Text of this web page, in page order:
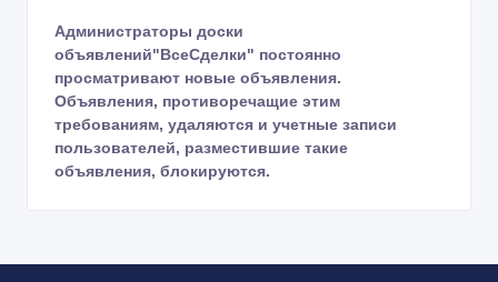
Администраторы доски
объявлений"ВсеСделки" постоянно
просматривают новые объявления.
Объявления, противоречащие этим
требованиям, удаляются и учетные записи
пользователей, разместившие такие
объявления, блокируются.